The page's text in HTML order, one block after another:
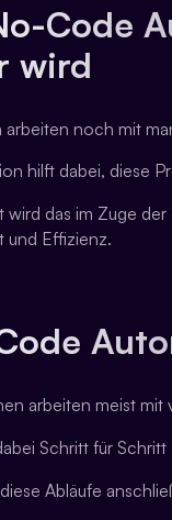
Code
wird
arbeiten noch mit
hilft dabei, diese
wird das im Zuge
und Effizienz.
arbeiten meist mit
Schritt für
Abläufe